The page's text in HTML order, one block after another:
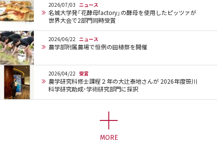
2026/07/03 ニュース
名城大学発「花酵母factory」の酵母を使用したピッツァが
世界大会で2部門同時受賞
2026/06/22 ニュース
農学部附属農場で恒例の田植祭を開催
2026/04/22 受賞
農学研究科修士課程２年の大辻泰地さんが 2026年度笹川
科学研究助成･学術研究部門に採択
MORE